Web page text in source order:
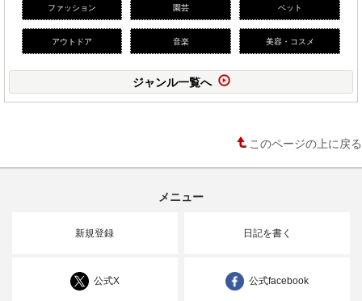
ファッション 園芸 ペット
アウトドア 音楽 美容・コスメ
ジャンル一覧へ
このページの上に戻る
メニュー
新規登録 日記を書く
公式X 公式facebook